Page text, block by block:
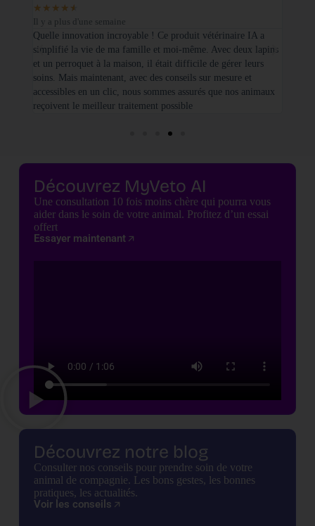
★ ★ ★ ★ ★
Il y a plus d'une semaine
Quelle innovation incroyable ! Ce produit vétérinaire IA a
simplifié la vie de ma famille et moi-même. Avec deux lapins
et un perroquet à la maison, il était difficile de gérer leurs
soins. Mais maintenant, avec des conseils sur mesure et
accessibles en un clic, nous sommes assurés que nos animaux
reçoivent le meilleur traitement possible
Découvrez MyVeto AI
Une consultation 10 fois moins chère qui pourra vous
aider dans le soin de votre animal. Profitez d’un essai
offert
Essayer maintenant
Découvrez notre blog
Consulter nos conseils pour prendre soin de votre
animal de compagnie. Les bons gestes, les bonnes
pratiques, les actualités.
Voir les conseils